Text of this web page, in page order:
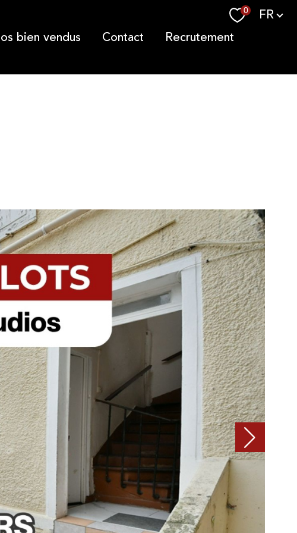
0 Langue
FR
nos bien vendus contact recrutement